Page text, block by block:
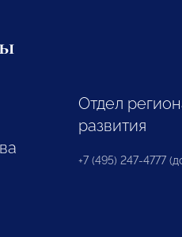
Отдел
развития
+7 (495) 247-4777